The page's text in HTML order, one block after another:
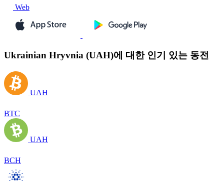
Web
Ukrainian Hryvnia (UAH)에 대한 인기 있는 동전
UAH
BTC
UAH
BCH